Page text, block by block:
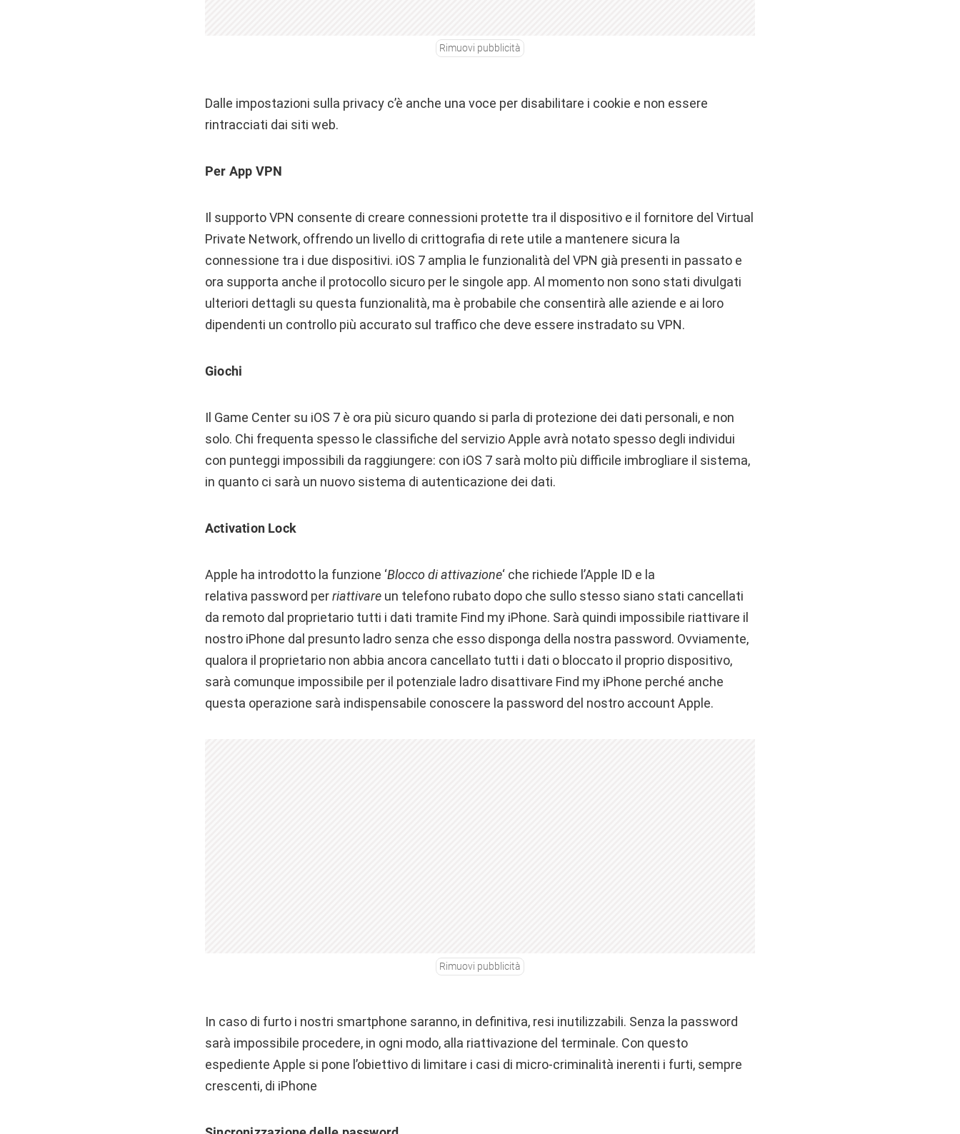
Rimuovi pubblicità
Dalle impostazioni sulla privacy c’è anche una voce per disabilitare i cookie e non essere
rintracciati dai siti web.
Per App VPN
Il supporto VPN consente di creare connessioni protette tra il dispositivo e il fornitore del Virtual
Private Network, offrendo un livello di crittografia di rete utile a mantenere sicura la
connessione tra i due dispositivi. iOS 7 amplia le funzionalità del VPN già presenti in passato e
ora supporta anche il protocollo sicuro per le singole app. Al momento non sono stati divulgati
ulteriori dettagli su questa funzionalità, ma è probabile che consentirà alle aziende e ai loro
dipendenti un controllo più accurato sul traffico che deve essere instradato su VPN.
Giochi
Il Game Center su iOS 7 è ora più sicuro quando si parla di protezione dei dati personali, e non
solo. Chi frequenta spesso le classifiche del servizio Apple avrà notato spesso degli individui
con punteggi impossibili da raggiungere: con iOS 7 sarà molto più difficile imbrogliare il sistema,
in quanto ci sarà un nuovo sistema di autenticazione dei dati.
Activation Lock
Apple ha introdotto la funzione ‘Blocco di attivazione‘ che richiede l’Apple ID e la
relativa password perriattivare un telefono rubato dopo che sullo stesso siano stati cancellati
da remoto dal proprietario tutti i dati tramite Find my iPhone. Sarà quindi impossibile riattivare il
nostro iPhone dal presunto ladro senza che esso disponga della nostra password. Ovviamente,
qualora il proprietario non abbia ancora cancellato tutti i dati o bloccato il proprio dispositivo,
sarà comunque impossibile per il potenziale ladro disattivare Find my iPhone perché anche
questa operazione sarà indispensabile conoscere la password del nostro account Apple.
Rimuovi pubblicità
In caso di furto i nostri smartphone saranno, in definitiva, resi inutilizzabili. Senza la password
sarà impossibile procedere, in ogni modo, alla riattivazione del terminale. Con questo
espediente Apple si pone l’obiettivo di limitare i casi di micro-criminalità inerenti i furti, sempre
crescenti, di iPhone